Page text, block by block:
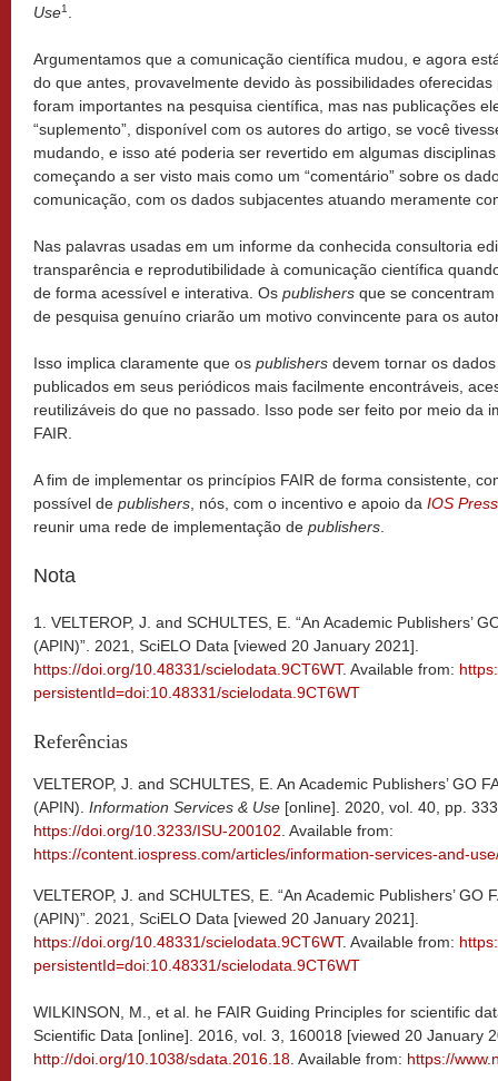
Use1
Argumentamos que a comunicação científica mudou, e agora
do que antes, provavelmente devido às possibilidades
foram importantes na pesquisa científica, mas nas publicações
“suplemento”, disponível com os autores do artigo, se você
mudando, e isso até poderia ser revertido em algumas
começando a ser visto mais como um “comentário” sobre os
comunicação, com os dados subjacentes atuando meramente
Nas palavras usadas em um informe da conhecida consultoria
transparência e reprodutibilidade à comunicação científica
de forma acessível e interativa. Os publishers que se
de pesquisa genuíno criarão um motivo convincente para os
Isso implica claramente que os publishers devem tornar os
publicados em seus periódicos mais facilmente encontráveis,
reutilizáveis do que no passado. Isso pode ser feito por meio da
FAIR.
A fim de implementar os princípios FAIR de forma consistente,
possível de publishers , nós, com o incentivo e apoio da IOS Press
reunir uma rede de implementação de publishers
Nota
1. VELTEROP, J. and SCHULTES, E. “An Academic Publishers’
(APIN)”. 2021, SciELO Data [viewed 20 January 2021].
https://doi.org/10.48331/scielodata.9CT6WT. Available from:
persistentId=doi:10.48331/scielodata.9CT6WT
Referências
VELTEROP, J. and SCHULTES, E. An Academic Publishers’ GO
(APIN). Information Services & Use [online]. 2020, vol. 40, pp.
https://doi.org/10.3233/ISU-200102 . Available from:
https://content.iospress.com/articles/information-services-and-
VELTEROP, J. and SCHULTES, E. “An Academic Publishers’ GO
(APIN)”. 2021, SciELO Data [viewed 20 January 2021].
https://doi.org/10.48331/scielodata.9CT6WT. Available from:
persistentId=doi:10.48331/scielodata.9CT6WT
WILKINSON, M., et al. he FAIR Guiding Principles for scientific
Scientific Data [online]. 2016, vol. 3, 160018 [viewed 20 January
http://doi.org/10.1038/sdata.2016.18 . Available from: https://